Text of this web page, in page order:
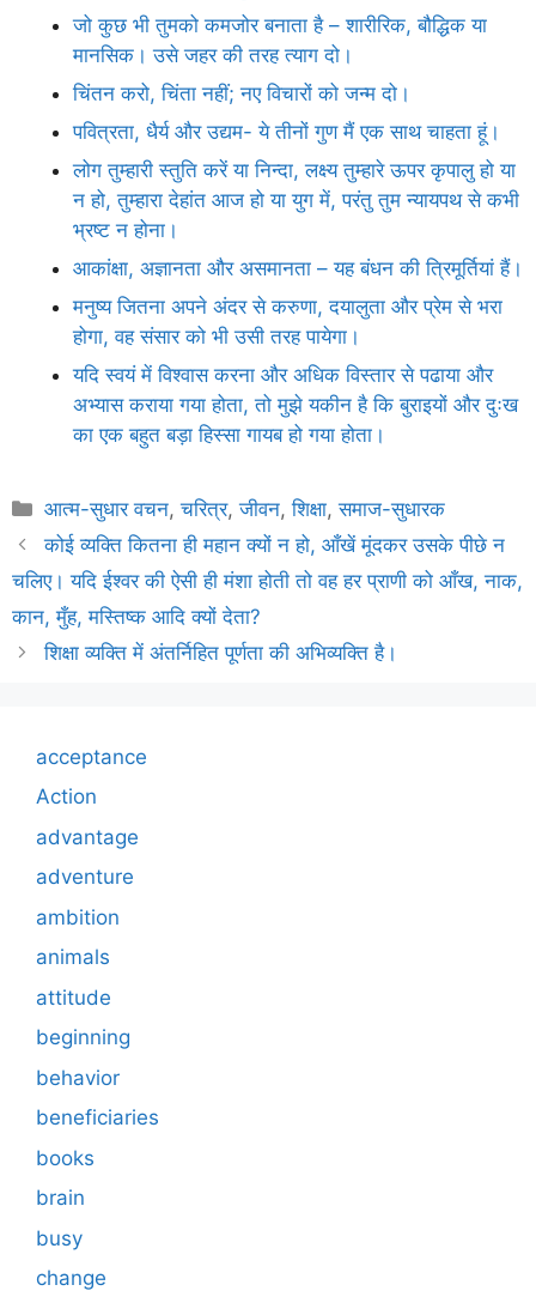
जो कुछ भी तुमको कमजोर बनाता है – शारीरिक, बौद्धिक या
मानसिक। उसे जहर की तरह त्याग दो।
चिंतन करो, चिंता नहीं; नए विचारों को जन्म दो।
पवित्रता, धैर्य और उद्यम- ये तीनों गुण मैं एक साथ चाहता हूं।
लोग तुम्हारी स्तुति करें या निन्दा, लक्ष्य तुम्हारे ऊपर कृपालु हो या
न हो, तुम्हारा देहांत आज हो या युग में, परंतु तुम न्यायपथ से कभी
भ्रष्ट न होना।
आकांक्षा, अज्ञानता और असमानता – यह बंधन की त्रिमूर्तियां हैं।
मनुष्य जितना अपने अंदर से करुणा, दयालुता और प्रेम से भरा
होगा, वह संसार को भी उसी तरह पायेगा।
यदि स्वयं में विश्वास करना और अधिक विस्तार से पढाया और
अभ्यास कराया गया होता, तो मुझे यकीन है कि बुराइयों और दुःख
का एक बहुत बड़ा हिस्सा गायब हो गया होता।
Categories
आत्म-सुधार वचन,चरित्र,जीवन,शिक्षा,समाज-सुधारक
कोई व्यक्ति कितना ही महान क्यों न हो, आँखें मूंदकर उसके पीछे न
चलिए। यदि ईश्वर की ऐसी ही मंशा होती तो वह हर प्राणी को आँख, नाक,
कान, मुँह, मस्तिष्क आदि क्यों देता?
शिक्षा व्यक्ति में अंतर्निहित पूर्णता की अभिव्यक्ति है।
acceptance
Action
advantage
adventure
ambition
animals
attitude
beginning
behavior
beneficiaries
books
brain
busy
change